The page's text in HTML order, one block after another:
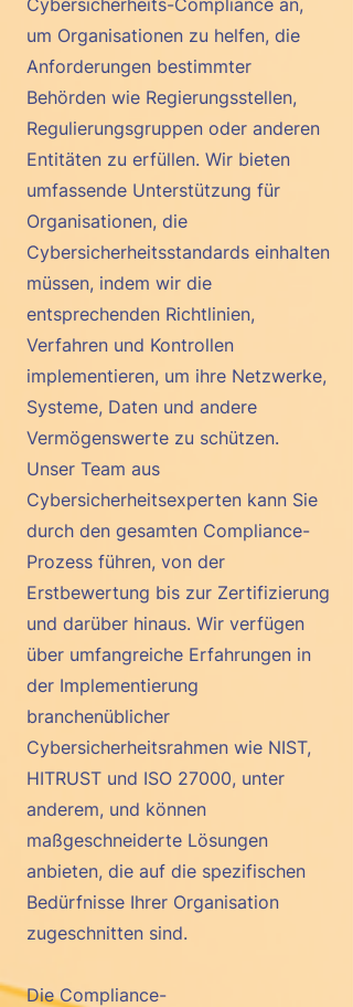
Cybersicherheits-Compliance an,
um Organisationen zu helfen, die
Anforderungen bestimmter
Behörden wie Regierungsstellen,
Regulierungsgruppen oder anderen
Entitäten zu erfüllen. Wir bieten
umfassende Unterstützung für
Organisationen, die
Cybersicherheitsstandards einhalten
müssen, indem wir die
entsprechenden Richtlinien,
Verfahren und Kontrollen
implementieren, um ihre Netzwerke,
Systeme, Daten und andere
Vermögenswerte zu schützen.
Unser Team aus
Cybersicherheitsexperten kann Sie
durch den gesamten Compliance-
Prozess führen, von der
Erstbewertung bis zur Zertifizierung
und darüber hinaus. Wir verfügen
über umfangreiche Erfahrungen in
der Implementierung
branchenüblicher
Cybersicherheitsrahmen wie NIST,
HITRUST und ISO 27000, unter
anderem, und können
maßgeschneiderte Lösungen
anbieten, die auf die spezifischen
Bedürfnisse Ihrer Organisation
zugeschnitten sind.
Die Compliance-